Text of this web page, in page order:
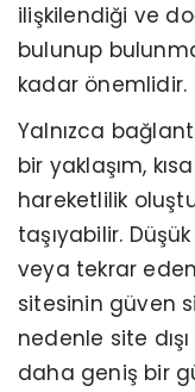
ilişkilendiği ve
bulunup
kadar önemlidir.
Yalnızca
bir yaklaşım,
hareketlilik
taşıyabilir.
veya tekrar
sitesinin güven
nedenle site
daha geniş bir